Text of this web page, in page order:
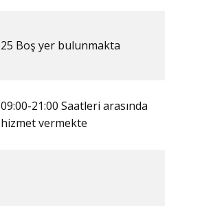
25 ​​Boş yer bulunmakta
09:00-21:00 Saatleri arasında
​hizmet vermekte